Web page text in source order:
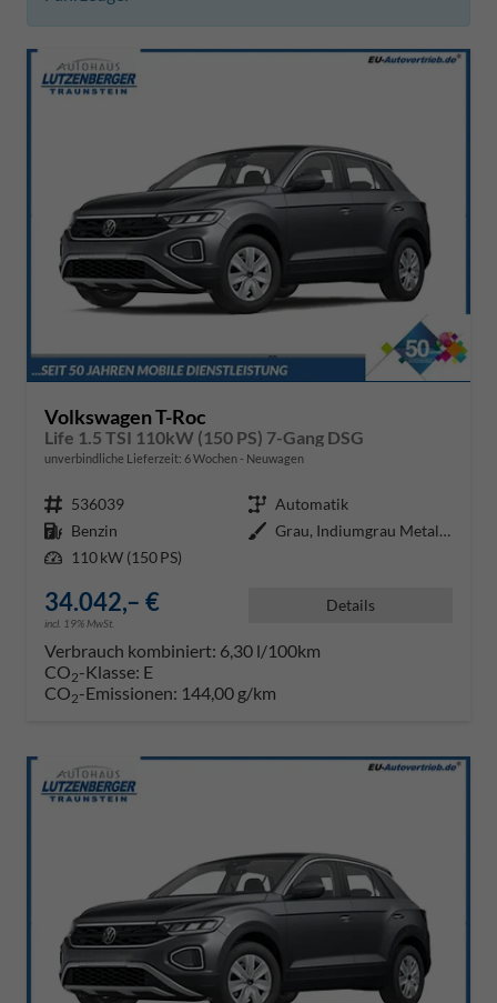
Volkswagen T-Roc
Life 1.5 TSI 110kW (150 PS) 7-Gang DSG
unverbindliche Lieferzeit: 6 Wochen Neuwagen
Fahrzeugnr. 536039 Getriebe Automatik
Kraftstoff Benzin Außenfarbe
Grau, Indiumgrau Metallic (X3)
Leistung 110 kW (150 PS)
34.042,– €
incl. 19% MwSt.
Details
Verbrauch kombiniert: 6,30 l/100km
CO2-Klasse: E
CO2-Emissionen: 144,00 g/km